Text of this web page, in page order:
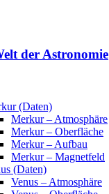
der Astronomie
(Daten)
Merkur – Atmosphäre
Merkur – Oberfläche
Merkur – Aufbau
Merkur – Magnetfeld
(Daten)
Venus – Atmosphäre